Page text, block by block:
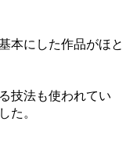
本にした作品がほと
技法も使われてい
た。